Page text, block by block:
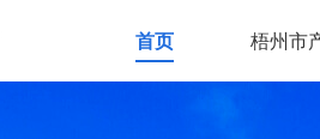
首页 梧州市